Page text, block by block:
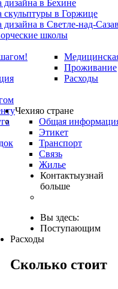
в Бехине
в Горжице
в Светле-над-
школы
Проживание
Расходы
Чехияо стране
Общая
Этикет
Транспорт
Связь
Жилье
Контактыузнай
больше
Вы здесь:
Поступающим
Расходы
Сколько стоит